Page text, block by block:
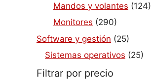
Mandos y volantes (124)
Monitores (290)
Software y gestión (25)
Sistemas operativos (25)
Filtrar por precio